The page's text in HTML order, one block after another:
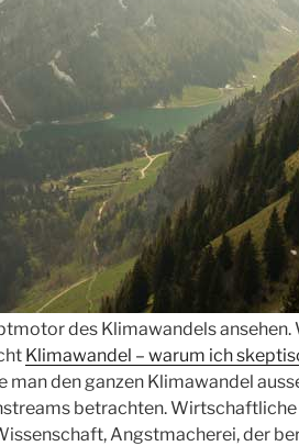
des Klimawandels
Klimawandel – warum ich
man den ganzen Klimawandel
betrachten.
Angstmacherei, der